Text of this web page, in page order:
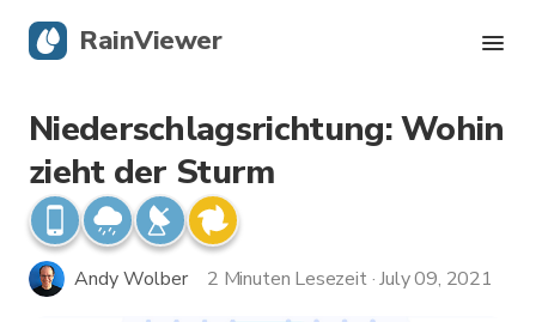
Niederschlagsrichtung: Wohin
zieht der Sturm
Andy Wolber 2 Minuten Lesezeit · July 09, 2021
RainViewer
Live-Radar
Hurrikan-Verfolgung
Unwettermeldungen